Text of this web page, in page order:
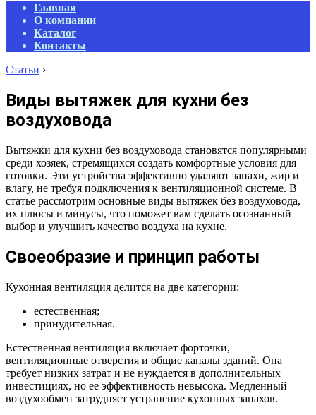
Primary
Navigation
Menu
Главная
О компании
Каталог
Контакты
Статьи ›
Виды вытяжек для кухни без
воздуховода
Вытяжки для кухни без воздуховода становятся популярными
среди хозяек, стремящихся создать комфортные условия для
готовки. Эти устройства эффективно удаляют запахи, жир и
влагу, не требуя подключения к вентиляционной системе. В
статье рассмотрим основные виды вытяжек без воздуховода,
их плюсы и минусы, что поможет вам сделать осознанный
выбор и улучшить качество воздуха на кухне.
Своеобразие и принцип работы
Кухонная вентиляция делится на две категории:
естественная;
принудительная.
Естественная вентиляция включает форточки,
вентиляционные отверстия и общие каналы зданий. Она
требует низких затрат и не нуждается в дополнительных
инвестициях, но ее эффективность невысока. Медленный
воздухообмен затрудняет устранение кухонных запахов.